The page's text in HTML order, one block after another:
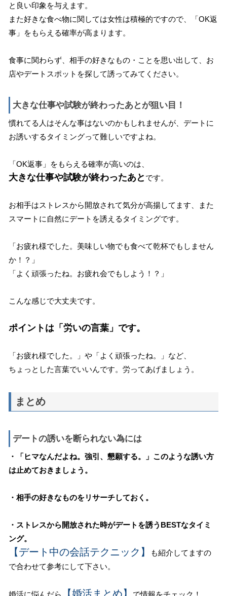
と良い印象を与えます。
また好きな食べ物に関しては女性は積極的ですので、「OK返
事」をもらえる確率が高まります。
食事に関わらず、相手の好きなもの・ことを思い出して、お
店やデートスポットを探して誘ってみてください。
大きな仕事や試験が終わったあとが狙い目！
慣れてる人はそんな事はないのかもしれませんが、デートに
お誘いするタイミングって難しいですよね。
「OK返事」をもらえる確率が高いのは、
大きな仕事や試験が終わったあと です。
お相手はストレスから開放されて気分が高揚してます、また
スマートに自然にデートを誘えるタイミングです。
「お疲れ様でした。美味しい物でも食べて乾杯でもしません
か！？」
「よく頑張ったね。お疲れ会でもしよう！？」
こんな感じで大丈夫です。
ポイントは「労いの言葉」です。
「お疲れ様でした。」や「よく頑張ったね。」など、
ちょっとした言葉でいいんです。労ってあげましょう。
まとめ
デートの誘いを断られない為には
・「ヒマなんだよね。強引、懇願する。」このような誘い方
は止めておきましょう。
・相手の好きなものをリサーチしておく。
・ストレスから開放された時がデートを誘うBESTなタイミ
ング。
【デート中の会話テクニック】
も紹介してますの
で合わせて参考にして下さい。
婚活に悩んだら 【婚活まとめ】 で情報をチェック！